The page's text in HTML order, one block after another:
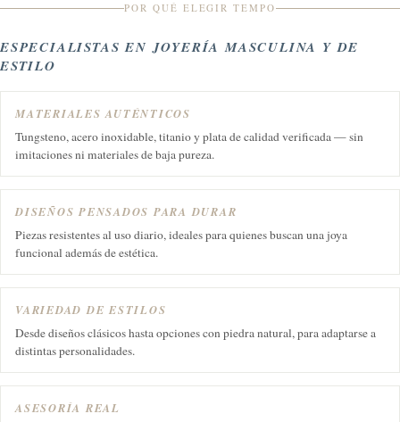
POR QUÉ ELEGIR TEMPO
ESPECIALISTAS EN JOYERÍA MASCULINA Y DE
ESTILO
MATERIALES AUTÉNTICOS
Tungsteno, acero inoxidable, titanio y plata de calidad verificada — sin
imitaciones ni materiales de baja pureza.
DISEÑOS PENSADOS PARA DURAR
Piezas resistentes al uso diario, ideales para quienes buscan una joya
funcional además de estética.
VARIEDAD DE ESTILOS
Desde diseños clásicos hasta opciones con piedra natural, para adaptarse a
distintas personalidades.
ASESORÍA REAL